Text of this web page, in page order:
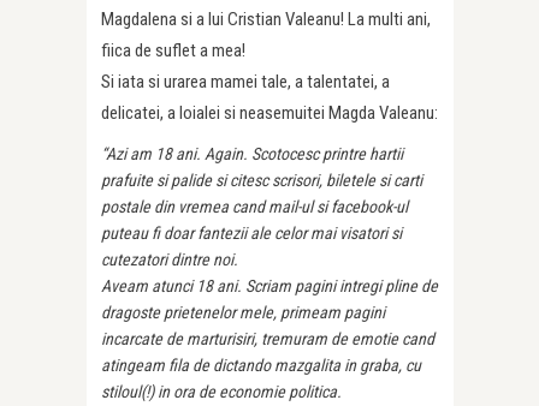
Magdalena si a lui Cristian Valeanu! La multi ani,
fiica de suflet a mea!
Si iata si urarea mamei tale, a talentatei, a
delicatei, a loialei si neasemuitei Magda Valeanu:
“Azi am 18 ani. Again. Scotocesc printre hartii
prafuite si palide si citesc scrisori, biletele si carti
postale din vremea cand mail-ul si facebook-ul
puteau fi doar fantezii ale celor mai visatori si
cutezatori dintre noi.
Aveam atunci 18 ani. Scriam pagini intregi pline de
dragoste prietenelor mele, primeam pagini
incarcate de marturisiri, tremuram de emotie cand
atingeam fila de dictando mazgalita in graba, cu
stiloul(!) in ora de economie politica.